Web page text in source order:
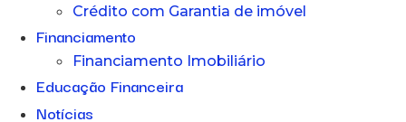
Crédito com Garantia de imóvel
Financiamento
Financiamento Imobiliário
Educação Financeira
Notícias